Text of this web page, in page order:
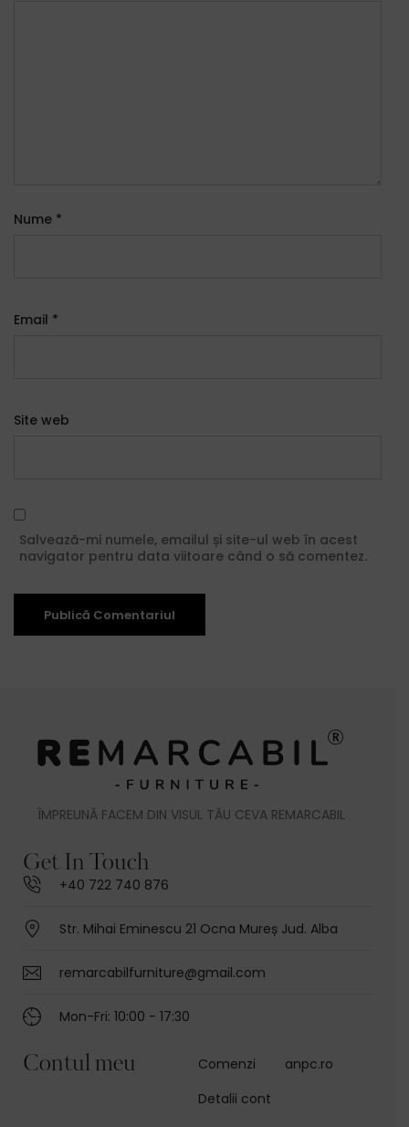
Nume *
Email *
Site web
Salvează-mi numele, emailul și site-ul web în acest
navigator pentru data viitoare când o să comentez.
ÎMPREUNĂ FACEM DIN VISUL TĂU CEVA REMARCABIL
Get In Touch
+40 722 740 876
Str. Mihai Eminescu 21 Ocna Mureș Jud. Alba
remarcabilfurniture@gmail.com
Mon-Fri: 10:00 - 17:30
Contul meu
Comenzi
Detalii cont
anpc.ro